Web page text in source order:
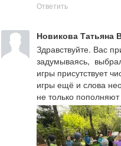
Ответить
Новикова Татьяна
Здравствуйте. Вас
задумываясь,
игры присутствует
игры ещё и слова
не только